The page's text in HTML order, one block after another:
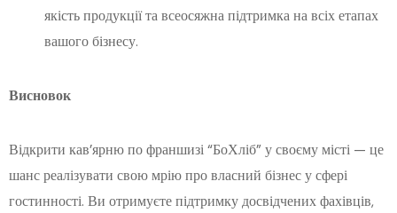
якість продукції та всеосяжна підтримка на всіх етапах
вашого бізнесу.
Висновок
Відкрити кав’ярню по франшизі “БоХліб” у своєму місті — це
шанс реалізувати свою мрію про власний бізнес у сфері
гостинності. Ви отримуєте підтримку досвідчених фахівців,